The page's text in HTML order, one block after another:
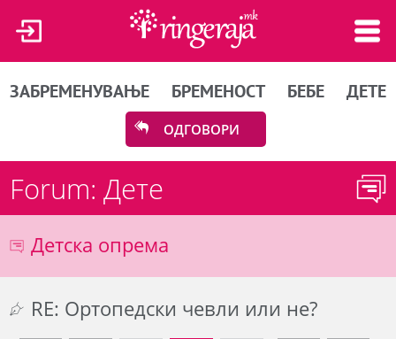
ЗАБРЕМЕНУВАЊЕ БРЕМЕНОСТ БЕБЕ ДЕТЕ
ОДГОВОРИ
Forum: Дете
Детска опрема
RE: Ортопедски чевли или не?